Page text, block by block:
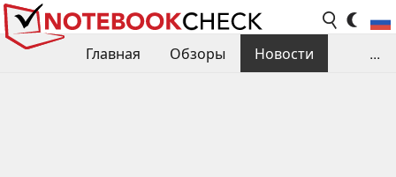
Главная Обзоры
Новости
...